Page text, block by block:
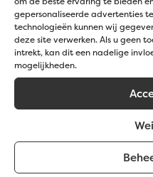
gepersonaliseerde advertenties
technologieën kunnen wij
deze site verwerken. Als u geen
intrekt, kan dit een nadelige
mogelijkheden.
Kom langs
Zedelgem